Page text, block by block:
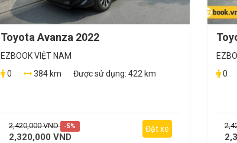
Toyota Avanza 2022
EZBOOK VIỆT NAM
0
384 km Được sử dụng: 422 km
2,420,000 VND -5%
2,320,000 VND
Đặt xe
0